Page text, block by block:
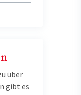
über
gibt es